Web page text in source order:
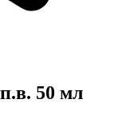
50 мл